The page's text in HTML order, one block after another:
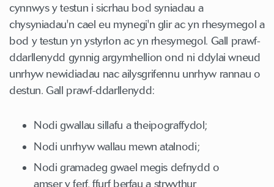
cynnwys y testun i sicrhau bod syniadau a
chysyniadau'n cael eu mynegi'n glir ac yn rhesymegol a
bod y testun yn ystyrlon ac yn rhesymegol. Gall prawf-
ddarllenydd gynnig argymhellion ond ni ddylai wneud
unrhyw newidiadau nac ailysgrifennu unrhyw rannau o
destun. Gall prawf-ddarllenydd:
Nodi gwallau sillafu a theipograffydol;
Nodi unrhyw wallau mewn atalnodi;
Nodi gramadeg gwael megis defnydd o
amser y ferf, ffurf berfau a strwythur